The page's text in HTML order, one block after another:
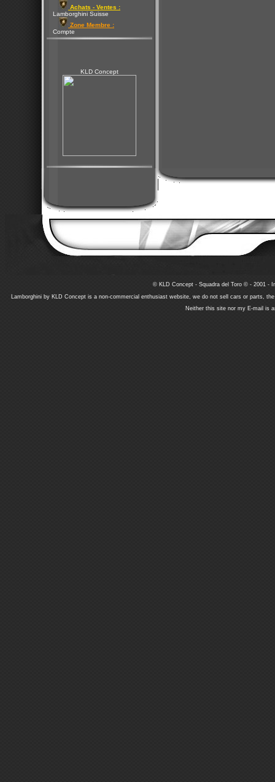
Achats - Ventes :
Lamborghini Suisse
Zone Membre :
Compte
KLD Concept
© KLD Concept - Squadra del Toro © - 2001 -
Lamborghini by KLD Concept is a non-commercial enthusiast website, we do not sell cars or parts,
Neither this site nor my E-mail is